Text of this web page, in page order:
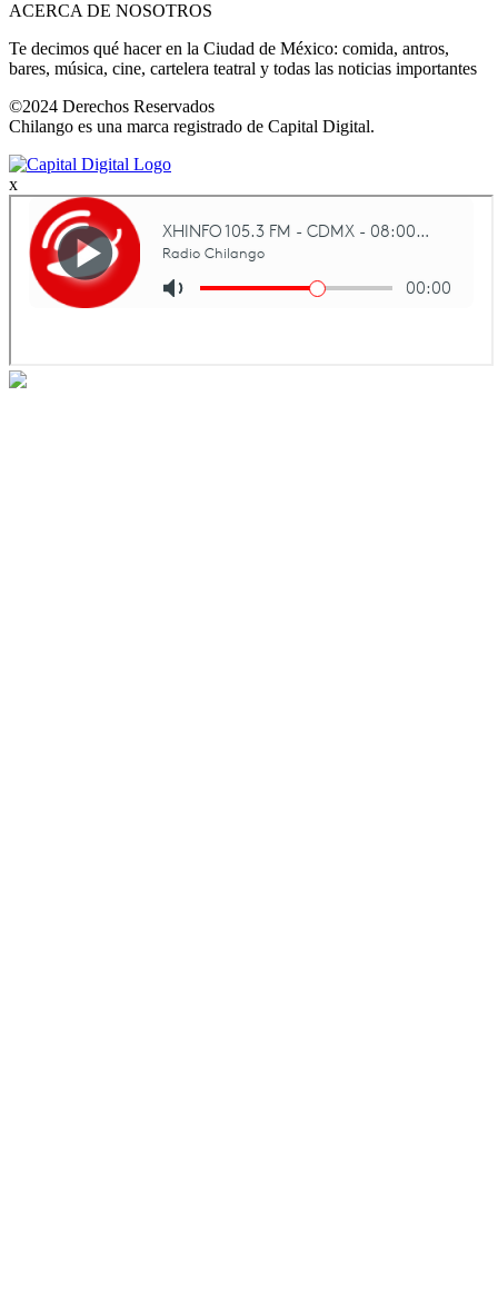
ACERCA DE NOSOTROS
Te decimos qué hacer en la Ciudad de México: comida, antros,
bares, música, cine, cartelera teatral y todas las noticias importantes
©2024 Derechos Reservados
Chilango es una marca registrado de Capital Digital.
x